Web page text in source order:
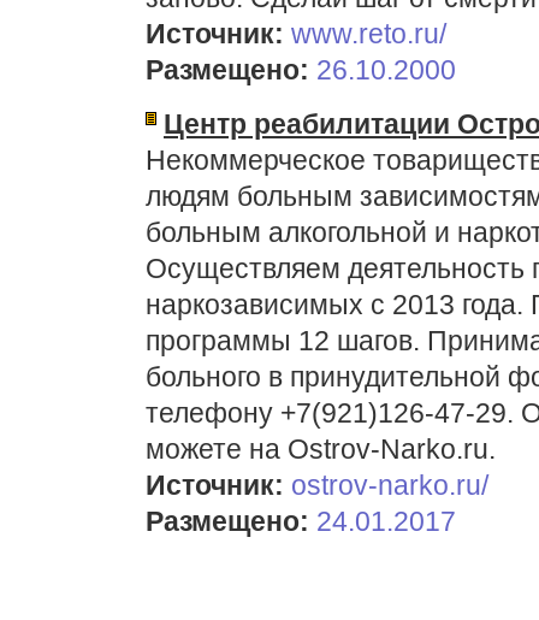
Источник: www.reto.ru/
Размещено: 26.10.2000
Центр реабилитации
Некоммерческое
людям больным
больным алкогольной и
Осуществляем деятельность
наркозависимых с 2013
программы 12 шагов.
больного в принудительной
телефону +7(921)126-47-29.
можете на Ostrov-Narko.ru.
Источник: ostrov-narko.ru/
Размещено: 24.01.2017